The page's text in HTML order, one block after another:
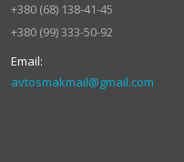
+380 (68) 138-41-45
+380 (99) 333-50-92
avtosmakmail@gmail.com